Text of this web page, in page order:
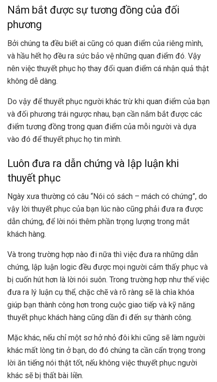
Nắm bắt được sự tương đồng của đối
phương
Bởi chúng ta đều biết ai cũng có quan điểm của riêng mình,
và hầu hết họ đều ra sức bảo vệ những quan điểm đó. Vậy
nên việc thuyết phục họ thay đổi quan điểm cá nhận quả thật
không dễ dàng.
Do vậy để thuyết phục người khác trừ khi quan điểm của bạn
và đối phương trái ngược nhau, bạn cần nắm bắt được các
điểm tương đồng trong quan điểm của mỗi người và dựa
vào đó để thuyết phục họ tin mình.
Luôn đưa ra dẫn chứng và lập luận khi
thuyết phục
Ngày xưa thường có câu “Nói có sách – mách có chứng”, do
vậy lời thuyết phục của bạn lúc nào cũng phải đưa ra được
dẫn chứng, để lời nói thêm phần trọng lượng trong mắt
khách hàng.
Và trong trường hợp nào đi nữa thì việc đưa ra những dẫn
chứng, lập luận logic đều được mọi người cảm thấy phục và
bị cuốn hút hơn là lời nói suôn. Trong trường hợp như thế việc
đưa ra lý luận cụ thể, chặc chẽ và rõ ràng sẽ là chìa khóa
giúp bạn thành công hơn trong cuộc giao tiếp và kỹ năng
thuyết phục khách hàng cũng dần đi đến sự thành công.
Mặc khác, nếu chỉ một sơ hở nhỏ đôi khi cũng sẽ làm người
khác mất lòng tin ở bạn, do đó chúng ta cần cẩn trọng trong
lời ăn tiếng nói thật tốt, nếu không việc thuyết phục người
khác sẽ bị thất bài liền.